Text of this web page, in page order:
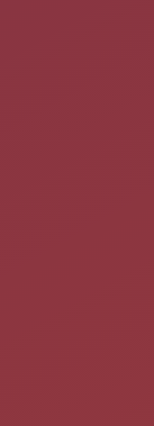
d'éjection
de notre
certaine
raison que j'ai fait
servir.